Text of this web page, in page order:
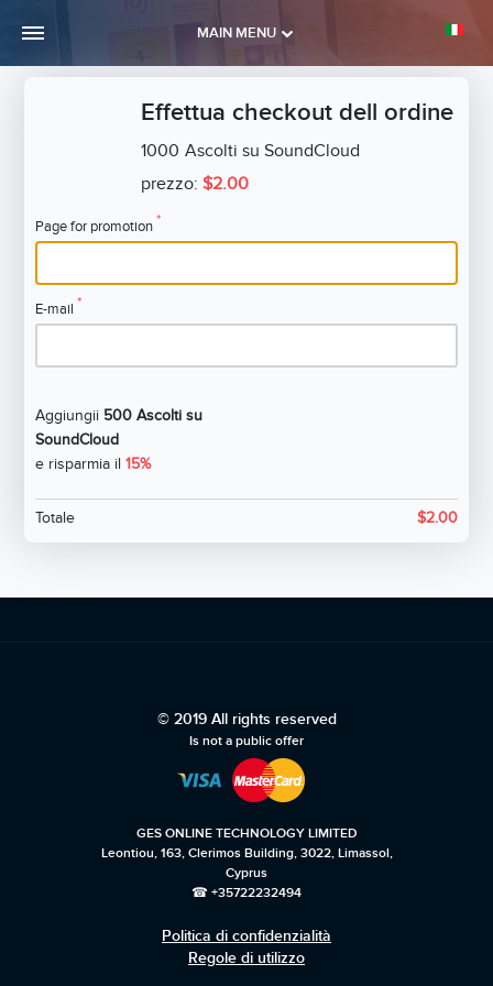
MAIN MENU
Effettua checkout dell ordine
1000 Ascolti su SoundCloud
prezzo:$2.00
Page for promotion *
E-mail *
Aggiungii 500 Ascolti su
SoundCloud
e risparmia il15%
Totale $2.00
© 2019 All rights reserved
Is not a public offer
GES ONLINE TECHNOLOGY LIMITED
Leontiou, 163, Clerimos Building, 3022, Limassol,
Cyprus
☎ +35722232494
Politica di confidenzialità
Regole di utilizzo